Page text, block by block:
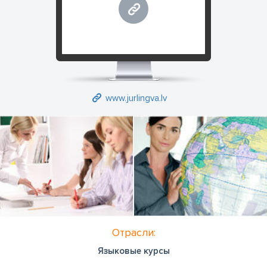
www.jurlingva.lv
Отрасли:
Языковые курсы